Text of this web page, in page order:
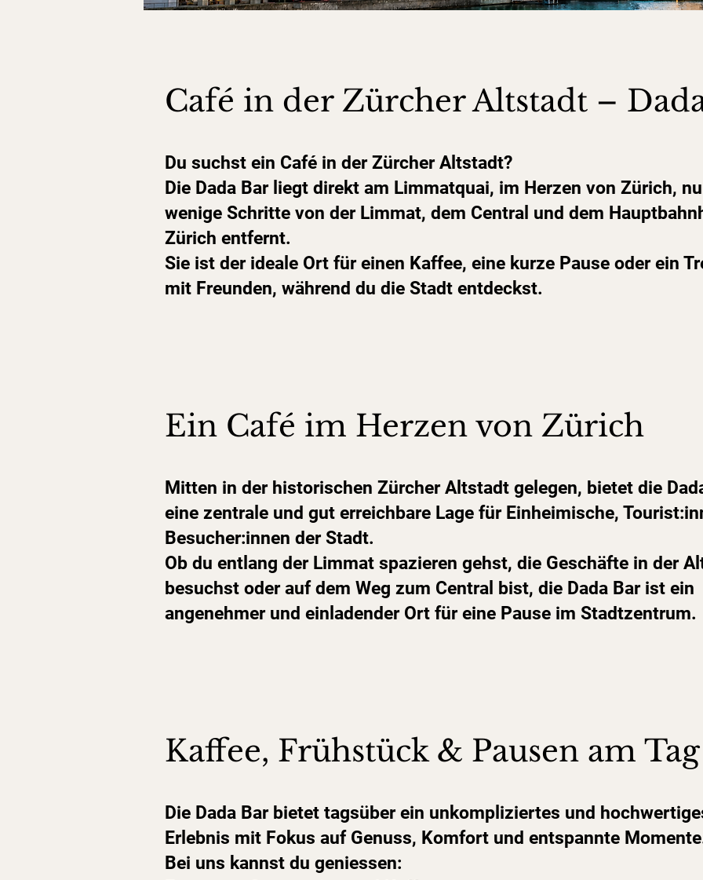
Café in der Zürcher Altstadt –
Du suchst ein Café in der Zürcher Altstadt?
Die Dada Bar liegt direkt am Limmatquai, im Herzen von Zürich,
wenige Schritte von der Limmat, dem Central und dem
Zürich entfernt.
Sie ist der ideale Ort für einen Kaffee, eine kurze Pause oder ein
mit Freunden, während du die Stadt entdeckst.
Ein Café im Herzen von Zürich
Mitten in der historischen Zürcher Altstadt gelegen, bietet die
eine zentrale und gut erreichbare Lage für Einheimische,
Besucher:innen der Stadt.
Ob du entlang der Limmat spazieren gehst, die Geschäfte in der
besuchst oder auf dem Weg zum Central bist, die Dada Bar ist ein
angenehmer und einladender Ort für eine Pause im Stadtzentrum.
Kaffee, Frühstück & Pausen am Tag
Die Dada Bar bietet tagsüber ein unkompliziertes und
Erlebnis mit Fokus auf Genuss, Komfort und entspannte
Bei uns kannst du geniessen: